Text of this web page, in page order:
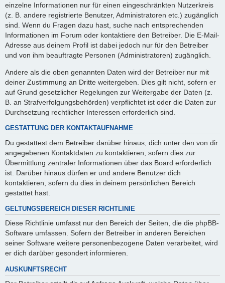
einzelne Informationen nur für einen eingeschränkten Nutzerkreis
(z. B. andere registrierte Benutzer, Administratoren etc.) zugänglich
sind. Wenn du Fragen dazu hast, suche nach entsprechenden
Informationen im Forum oder kontaktiere den Betreiber. Die E-Mail-
Adresse aus deinem Profil ist dabei jedoch nur für den Betreiber
und von ihm beauftragte Personen (Administratoren) zugänglich.
Andere als die oben genannten Daten wird der Betreiber nur mit
deiner Zustimmung an Dritte weitergeben. Dies gilt nicht, sofern er
auf Grund gesetzlicher Regelungen zur Weitergabe der Daten (z.
B. an Strafverfolgungsbehörden) verpflichtet ist oder die Daten zur
Durchsetzung rechtlicher Interessen erforderlich sind.
GESTATTUNG DER KONTAKTAUFNAHME
Du gestattest dem Betreiber darüber hinaus, dich unter den von dir
angegebenen Kontaktdaten zu kontaktieren, sofern dies zur
Übermittlung zentraler Informationen über das Board erforderlich
ist. Darüber hinaus dürfen er und andere Benutzer dich
kontaktieren, sofern du dies in deinem persönlichen Bereich
gestattet hast.
GELTUNGSBEREICH DIESER RICHTLINIE
Diese Richtlinie umfasst nur den Bereich der Seiten, die die phpBB-
Software umfassen. Sofern der Betreiber in anderen Bereichen
seiner Software weitere personenbezogene Daten verarbeitet, wird
er dich darüber gesondert informieren.
AUSKUNFTSRECHT